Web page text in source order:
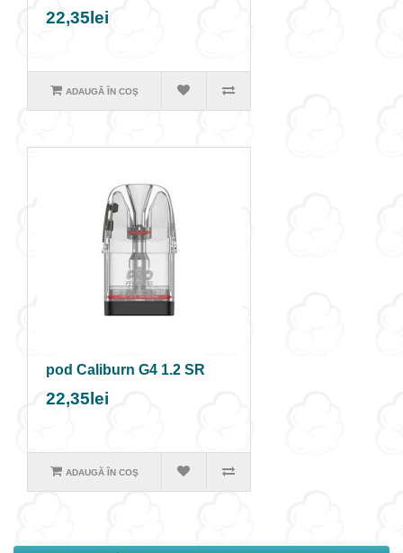
22,35lei
ADAUGĂ ÎN COŞ
pod Caliburn G4 1.2 SR
22,35lei
ADAUGĂ ÎN COŞ